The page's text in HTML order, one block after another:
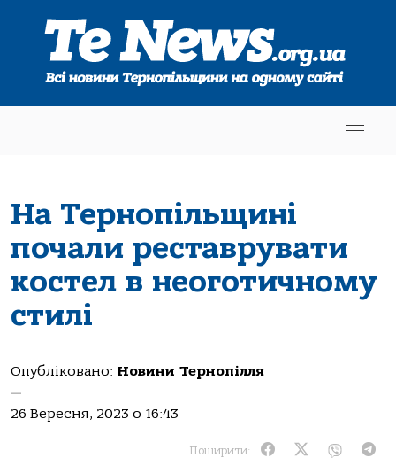
На Тернопільщині
почали реставрувати
костел в неоготичному
стилі
Опубліковано: Новини Тернопілля
—
26 Вересня, 2023 о 16:43
Поширити: